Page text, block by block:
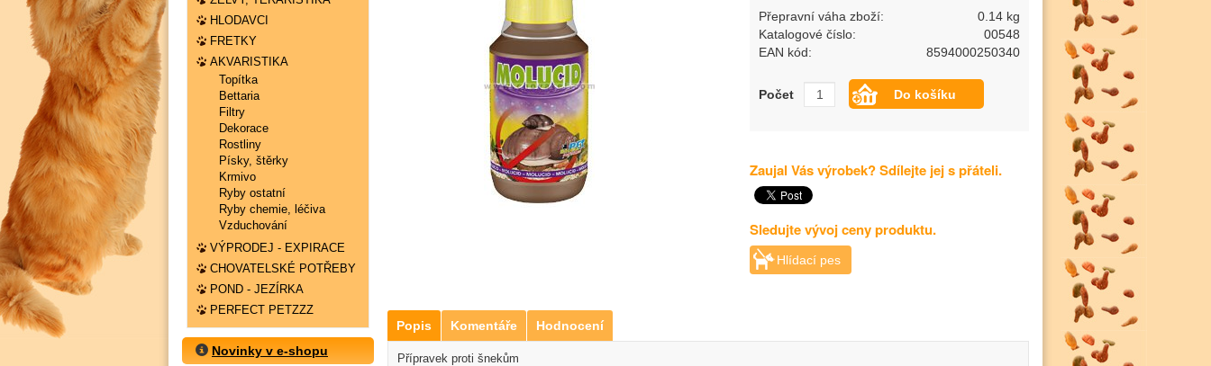
HLODAVCI
FRETKY
AKVARISTIKA
Topítka
Bettaria
Filtry
Dekorace
Rostliny
Písky, štěrky
Krmivo
Ryby ostatní
Ryby chemie, léčiva
Vzduchování
VÝPRODEJ - EXPIRACE
CHOVATELSKÉ POTŘEBY
POND - JEZÍRKA
PERFECT PETZZZ
Novinky v e-shopu
Přepravní váha zboží:
0.14 kg
Katalogové číslo:
00548
EAN kód:
8594000250340
Počet
Zaujal Vás výrobek? Sdílejte jej s přáteli.
Sledujte vývoj ceny produktu.
Hlídací pes
Popis Komentáře Hodnocení
Přípravek proti šnekům